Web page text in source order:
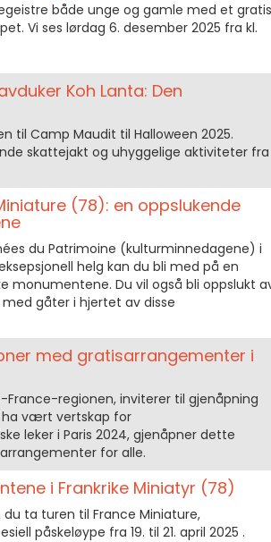
både unge og gamle med et gratis
Vi ses lørdag 6. desember 2025 fra kl.
Koh Lanta: Den
til Camp Maudit til Halloween 2025.
skattejakt og uhyggelige aktiviteter fra
(78): en oppslukende
du Patrimoine (kulturminnedagene) i
helg kan du bli med på en
monumentene. Du vil også bli oppslukt
gåter i hjertet av disse
med gratisarrangementer i
regionen, inviterer til gjenåpning
ha vært vertskap for
leker i Paris 2024, gjenåpner dette
for alle.
i Frankrike Miniatyr (78)
ta turen til France Miniature,
påskeløype fra 19. til 21. april 2025 .